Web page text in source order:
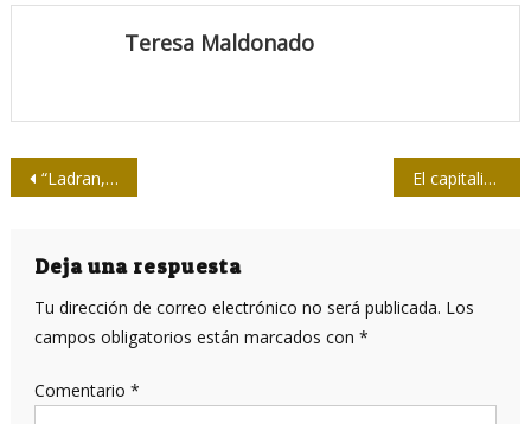
Teresa Maldonado
Navegación
entradas
“Ladran, Sancho, señal que cabalgamos” El capitalismo degrada la vida y reduce todo a mercancías
Deja una respuesta
Tu dirección de correo electrónico no será publicada. Los
campos obligatorios están marcados con *
Comentario *